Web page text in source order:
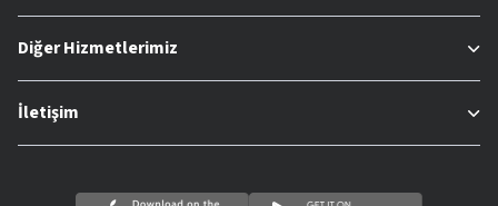
Diğer Hizmetlerimiz
İletişim